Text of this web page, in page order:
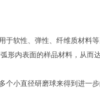
软性、弹性、纤维质材料等
形内表面的样品材料，从而
小直径研磨球来得到进一步